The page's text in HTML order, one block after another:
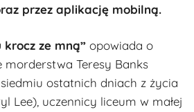
przez aplikację mobilną.
krocz ze mną” opowiada o
morderstwa Teresy Banks
ostatnich dniach z życia
Lee), uczennicy liceum w małej